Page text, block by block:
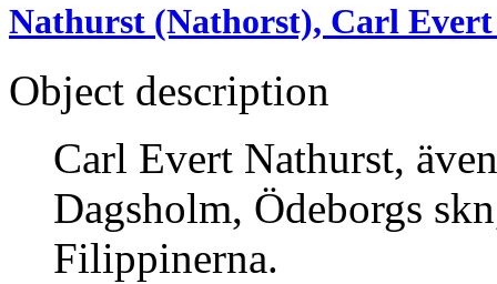
Nathurst (Nathorst), Carl
Object description
Carl Evert Nathurst,
Dagsholm, Ödeborgs
Filippinerna.